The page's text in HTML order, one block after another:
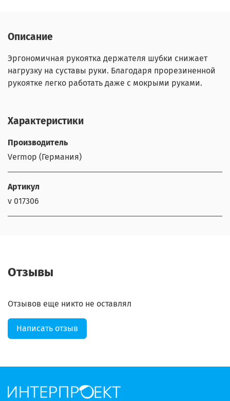
Описание
Эргономичная рукоятка держателя шубки снижает
нагрузку на суставы руки. Благодаря прорезиненной
рукоятке легко работать даже с мокрыми руками.
Характеристики
Производитель
Vermop (Германия)
Артикул
v 017306
Отзывы
Отзывов еще никто не оставлял
Написать отзыв